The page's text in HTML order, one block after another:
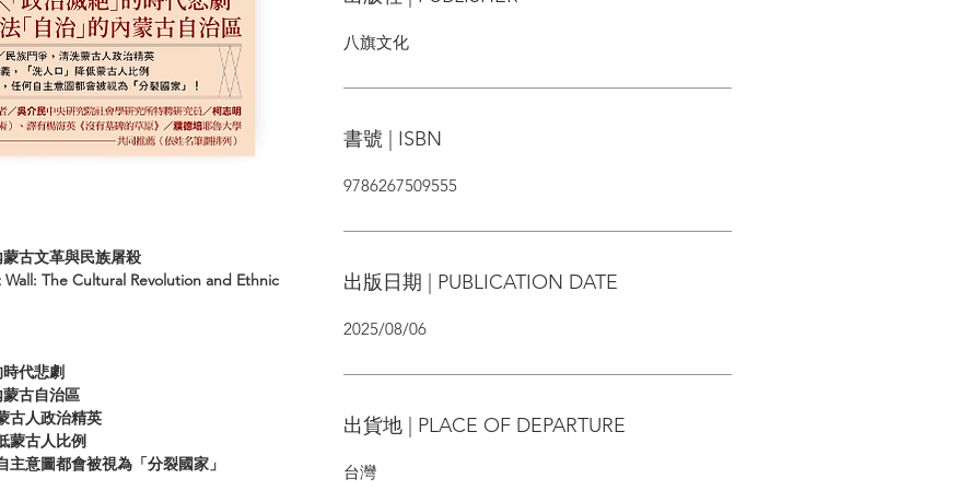
古文革與民族屠殺
The Cultural Revolution and Ethnic
代悲劇
古自治區
古人政治精英
蒙古人比例
意圖都會被視為「分裂國家」
八旗文化
書號 | ISBN
9786267509555
出版日期 | PUBLICATION DATE
2025/08/06
出貨地 | PLACE OF DEPARTURE
台灣